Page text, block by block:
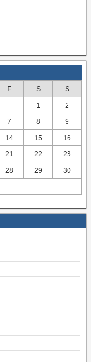
F S S
1 2
7 8 9
14 15 16
21 22 23
28 29 30